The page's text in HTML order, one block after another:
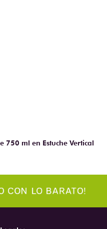
750 ml en Estuche Vertical